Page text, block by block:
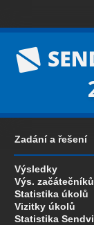
Zadání a řešení
Výsledky
Výs. začátečníků
Statistika úkolů
Vizitky úkolů
Statistika